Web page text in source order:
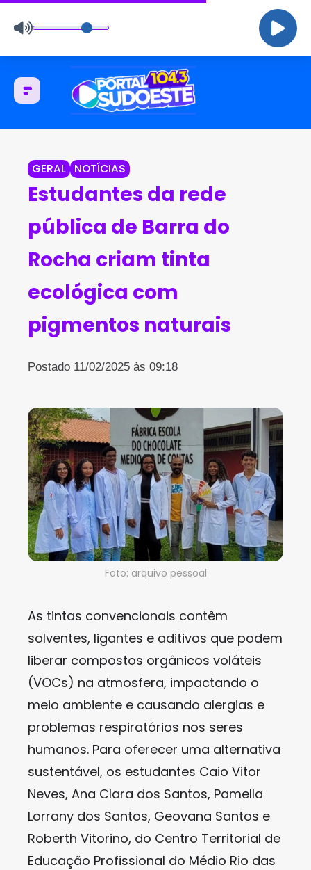
GERAL NOTÍCIAS
Estudantes da rede
pública de Barra do
Rocha criam tinta
ecológica com
pigmentos naturais
Postado 11/02/2025 às 09:18
Foto: arquivo pessoal
As tintas convencionais contêm
solventes, ligantes e aditivos que podem
liberar compostos orgânicos voláteis
(VOCs) na atmosfera, impactando o
meio ambiente e causando alergias e
problemas respiratórios nos seres
humanos. Para oferecer uma alternativa
sustentável, os estudantes Caio Vitor
Neves, Ana Clara dos Santos, Pamella
Lorrany dos Santos, Geovana Santos e
Roberth Vitorino, do Centro Territorial de
Educação Profissional do Médio Rio das